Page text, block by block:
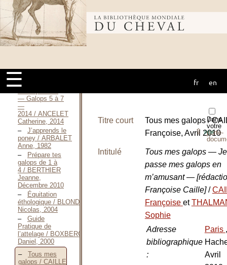
Bibliothèque
mondiale du
cheval
☰ fr en
Catherine,
Septembre 2013
Les
fondamentaux
de l’équitation
— Galops 1 et
fondamentaux
— Galops 5 à 7
—
2014 / ANCELET
Catherine, 2014
J’apprends le
poney / ARBALET
Anne, 1982
Prépare tes
galops de 1 à
4 / BERTHIER
Jeanne,
Décembre 2010
Équitation
éthologique / BLONDEAU
Nicolas, 2004
Guide
Pratique de
l’attelage / BOXBERGER
Daniel, 2000
Tous mes
galops / CAILLE
Dans
votre
porte-
⇪PDF
Titre court
Tous mes galops /
Françoise, Avril 2010
Intitulé
Tous mes galops — Je
passe mes galops en
m’amusant —
Françoise Caille]/
Françoise et
Sophie
Adresse
bibliographique
:
Paris ,
Avril